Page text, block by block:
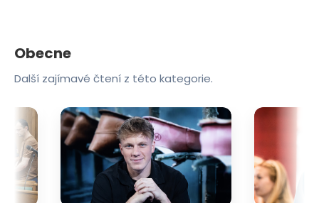
Obecne
Další zajímavé čtení z této kategorie.